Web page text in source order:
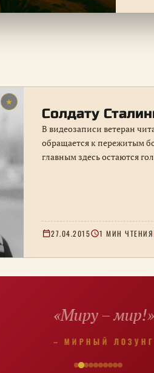
★
Солдату
В видеозаписи ветеран
обращается к пережитым
главным здесь остаются
27.04.2015 1 МИН ЧТЕНИЯ
«Миру – мир!»
– МИРНЫЙ ЛОЗУНГ